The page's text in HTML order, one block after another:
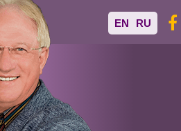
EN RU